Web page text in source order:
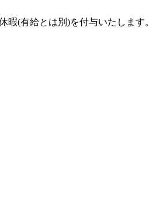
暇(有給とは別)を付与いたします。